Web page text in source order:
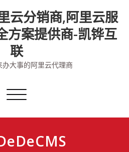
云分销商,阿里云服
方案提供商-凯铧互
联
办大事的阿里云代理商
切
导